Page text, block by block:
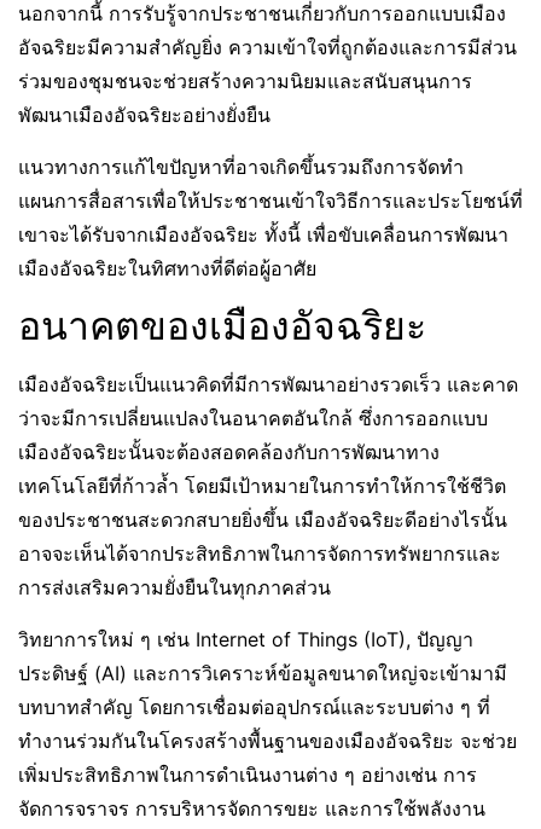
นอกจากนี้ การรับรู้จากประชาชนเกี่ยวกับการออกแบบเมือง
อัจฉริยะมีความสำคัญยิ่ง ความเข้าใจที่ถูกต้องและการมีส่วน
ร่วมของชุมชนจะช่วยสร้างความนิยมและสนับสนุนการ
พัฒนาเมืองอัจฉริยะอย่างยั่งยืน
แนวทางการแก้ไขปัญหาที่อาจเกิดขึ้นรวมถึงการจัดทำ
แผนการสื่อสารเพื่อให้ประชาชนเข้าใจวิธีการและประโยชน์ที่
เขาจะได้รับจากเมืองอัจฉริยะ ทั้งนี้ เพื่อขับเคลื่อนการพัฒนา
เมืองอัจฉริยะในทิศทางที่ดีต่อผู้อาศัย
อนาคตของเมืองอัจฉริยะ
เมืองอัจฉริยะเป็นแนวคิดที่มีการพัฒนาอย่างรวดเร็ว และคาด
ว่าจะมีการเปลี่ยนแปลงในอนาคตอันใกล้ ซึ่งการออกแบบ
เมืองอัจฉริยะนั้นจะต้องสอดคล้องกับการพัฒนาทาง
เทคโนโลยีที่ก้าวล้ำ โดยมีเป้าหมายในการทำให้การใช้ชีวิต
ของประชาชนสะดวกสบายยิ่งขึ้น เมืองอัจฉริยะดีอย่างไรนั้น
อาจจะเห็นได้จากประสิทธิภาพในการจัดการทรัพยากรและ
การส่งเสริมความยั่งยืนในทุกภาคส่วน
วิทยาการใหม่ ๆ เช่น Internet of Things (IoT), ปัญญา
ประดิษฐ์ (AI) และการวิเคราะห์ข้อมูลขนาดใหญ่จะเข้ามามี
บทบาทสำคัญ โดยการเชื่อมต่ออุปกรณ์และระบบต่าง ๆ ที่
ทำงานร่วมกันในโครงสร้างพื้นฐานของเมืองอัจฉริยะ จะช่วย
เพิ่มประสิทธิภาพในการดำเนินงานต่าง ๆ อย่างเช่น การ
จัดการจราจร การบริหารจัดการขยะ และการใช้พลังงาน